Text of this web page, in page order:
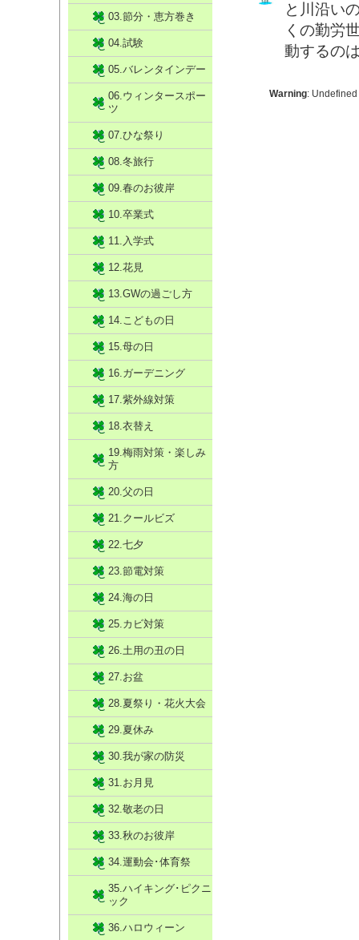
と川沿い
くの勤労
動するの
Warning:
03.節分・恵方巻き
04.試験
05.バレンタインデー
06.ウィンタースポー
ツ
07.ひな祭り
08.冬旅行
09.春のお彼岸
10.卒業式
11.入学式
12.花見
13.GWの過ごし方
14.こどもの日
15.母の日
16.ガーデニング
17.紫外線対策
18.衣替え
19.梅雨対策・楽しみ
方
20.父の日
21.クールビズ
22.七夕
23.節電対策
24.海の日
25.カビ対策
26.土用の丑の日
27.お盆
28.夏祭り・花火大会
29.夏休み
30.我が家の防災
31.お月見
32.敬老の日
33.秋のお彼岸
34.運動会･体育祭
35.ハイキング･ピクニ
ック
36.ハロウィーン